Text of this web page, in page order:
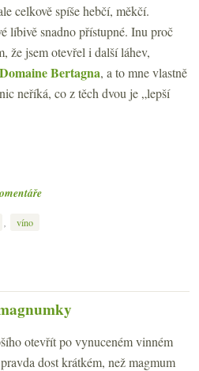
celkově spíše hebčí, měkčí.
líbivě snadno přístupné. Inu proč
že jsem otevřel i další láhev,
Bertagna, a to mne vlastně
neříká, co z těch dvou je „lepší
víno
otevřít po vynuceném vinném
dost krátkém, než magmum